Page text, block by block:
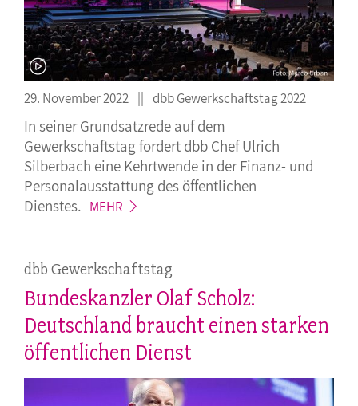
29. November 2022 dbb Gewerkschaftstag 2022
In seiner Grundsatzrede auf dem
Gewerkschaftstag fordert dbb Chef Ulrich
Silberbach eine Kehrtwende in der Finanz- und
Personalausstattung des öffentlichen
Dienstes. MEHR
dbb Gewerkschaftstag
Bundeskanzler Olaf Scholz:
Deutschland braucht einen starken
öffentlichen Dienst